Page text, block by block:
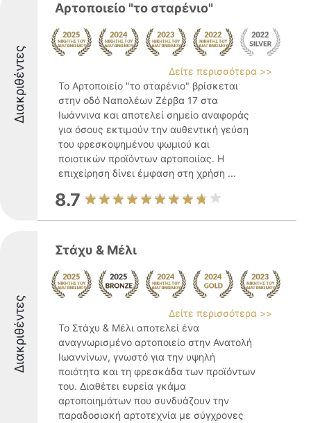
Διακριθέντες
Αρτοποιείο "το σταρένιο"
Δείτε περισσότερα >>
Το Αρτοποιείο "το σταρένιο" βρίσκεται
στην οδό Ναπολέων Ζέρβα 17 στα
Ιωάννινα και αποτελεί σημείο αναφοράς
για όσους εκτιμούν την αυθεντική γεύση
του φρεσκοψημένου ψωμιού και
ποιοτικών προϊόντων αρτοποιίας. Η
επιχείρηση δίνει έμφαση στη χρήση ...
8.7
Διακριθέντες
Στάχυ & Μέλι
Δείτε περισσότερα >>
Το Στάχυ & Μέλι αποτελεί ένα
αναγνωρισμένο αρτοποιείο στην Ανατολή
Ιωαννίνων, γνωστό για την υψηλή
ποιότητα και τη φρεσκάδα των προϊόντων
του. Διαθέτει ευρεία γκάμα
αρτοποιημάτων που συνδυάζουν την
παραδοσιακή αρτοτεχνία με σύγχρονες